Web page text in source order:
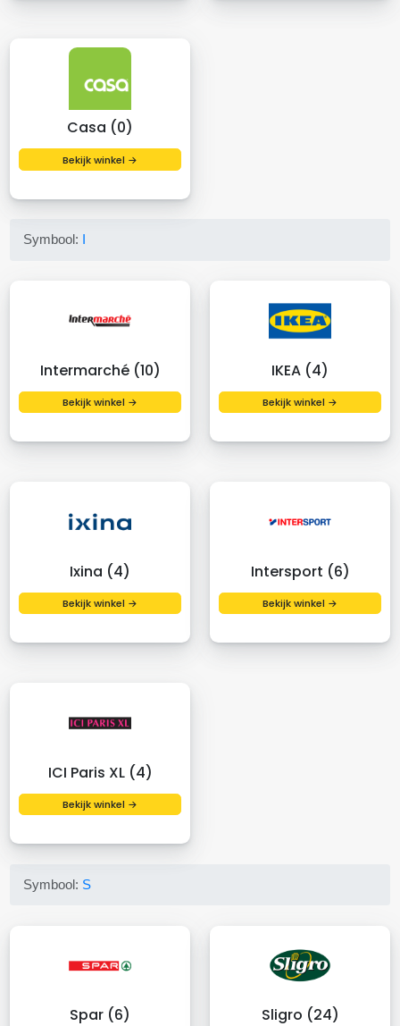
Casa (0)
Bekijk winkel →
Symbool: I
Intermarché (10)
Bekijk winkel →
IKEA (4)
Bekijk winkel →
Ixina (4)
Bekijk winkel →
Intersport (6)
Bekijk winkel →
ICI Paris XL (4)
Bekijk winkel →
Symbool: S
Spar (6) Sligro (24)